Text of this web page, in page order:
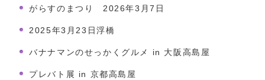
がらすのまつり 2026年3月7日
2025年3月23日浮橋
バナナマンのせっかくグルメ in 大阪高島屋
プレバト展 in 京都高島屋